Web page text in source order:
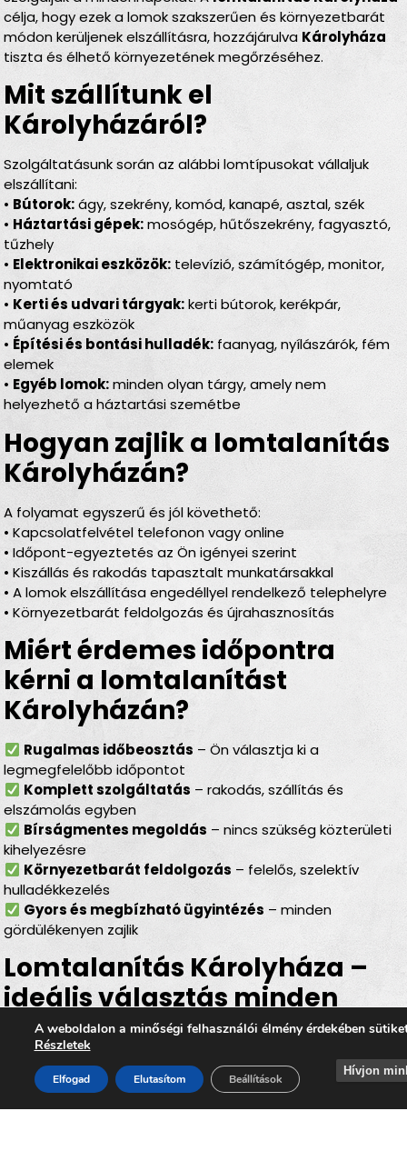
célja, hogy ezek a lomok szakszerűen és környezetbarát
módon kerüljenek elszállításra, hozzájárulva Károlyháza
tiszta és élhető környezetének megőrzéséhez.
Mit szállítunk el
Károlyházáról?
Szolgáltatásunk során az alábbi lomtípusokat vállaljuk
elszállítani:
• Bútorok:ágy, szekrény, komód, kanapé, asztal, szék
• Háztartási gépek:mosógép, hűtőszekrény, fagyasztó,
tűzhely
• Elektronikai eszközök: televízió, számítógép, monitor,
nyomtató
• Kerti és udvari tárgyak:kerti bútorok, kerékpár,
műanyag eszközök
• Építési és bontási hulladék: faanyag, nyílászárók, fém
elemek
• Egyéb lomok:minden olyan tárgy, amely nem
helyezhető a háztartási szemétbe
Hogyan zajlik a lomtalanítás
Károlyházán?
A folyamat egyszerű és jól követhető:
• Kapcsolatfelvétel telefonon vagy online
• Időpont-egyeztetés az Ön igényei szerint
• Kiszállás és rakodás tapasztalt munkatársakkal
• A lomok elszállítása engedéllyel rendelkező telephelyre
• Környezetbarát feldolgozás és újrahasznosítás
Miért érdemes időpontra
kérni a lomtalanítást
Károlyházán?
Rugalmas időbeosztás – Ön választja ki a
legmegfelelőbb időpontot
Komplett szolgáltatás – rakodás, szállítás és
elszámolás egyben
Bírságmentes megoldás – nincs szükség közterületi
kihelyezésre
Környezetbarát feldolgozás – felelős, szelektív
hulladékkezelés
Gyors és megbízható ügyintézés – minden
gördülékenyen zajlik
Lomtalanítás Károlyháza –
ideális választás minden
helyzetben
Legyen szófelújításról, költözésről, garázs- vagy
padlásürítésről, esetleg egy örökölt ingatlan
rendbetételéről, alomtalanítás Károlyházaminden
A weboldalon a minőségi felhasználói élmény érdekében
Részletek
Elfogad Elutasítom Beállítások
Hívjon